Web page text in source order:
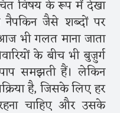
विषय के रूप में देखा
नैपकिन जैसे शब्दों पर
भी गलत माना जाता
के बीच भी बुज़ुर्ग
समझती हैं। लेकिन
है, जिसके लिए हर
चाहिए और उसके